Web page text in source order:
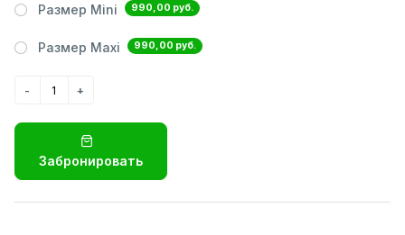
Размер Mini 990,00 руб.
Размер Maxi 990,00 руб.
Забронировать